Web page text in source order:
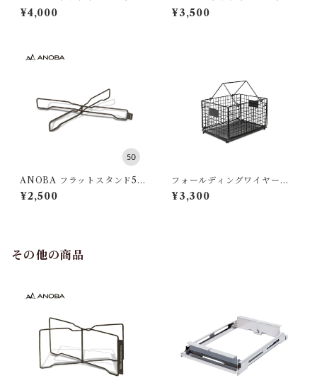
0 SUS Ver.
¥4,000
0 ブラック
¥3,500
ANOBA フラットスタンド50
ブラック
¥2,500
フォールディングワイヤーバ
スケット S
¥3,300
その他の商品